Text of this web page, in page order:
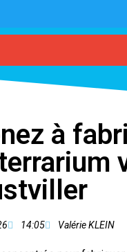
à
14:05 Valérie KLEIN